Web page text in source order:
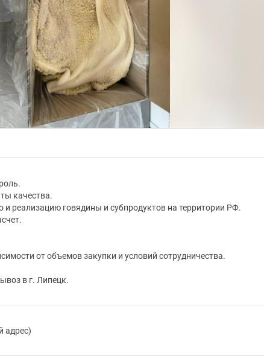
качества.
и реализацию говядины и субпродуктов на территории РФ.
от объемов закупки и условий сотрудничества.
в г. Липецк.
адрес)